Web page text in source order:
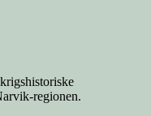
regionen.